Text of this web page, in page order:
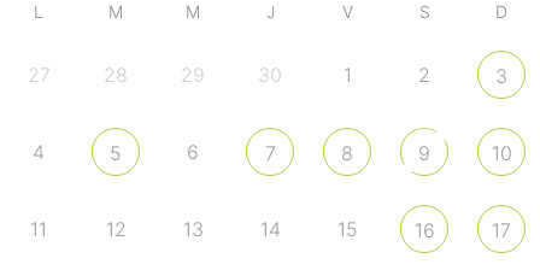
L M M J V S D
27 28 29 30 1 2 3
4 5 6 7 8 9 10
11 12 13 14 15 16 17